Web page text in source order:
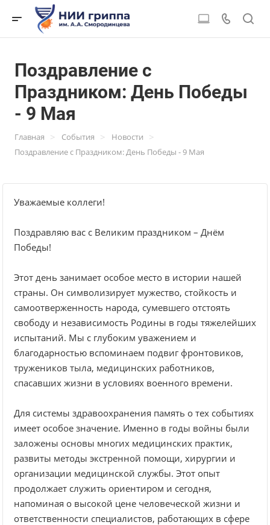
Поздравление с
Праздником: День Победы
- 9 Мая
Главная > События > Новости >
Поздравление с Праздником: День Победы - 9 Мая
Уважаемые коллеги!
Поздравляю вас с Великим праздником – Днём
Победы!
Этот день занимает особое место в истории нашей
страны. Он символизирует мужество, стойкость и
самоотверженность народа, сумевшего отстоять
свободу и независимость Родины в годы тяжелейших
испытаний. Мы с глубоким уважением и
благодарностью вспоминаем подвиг фронтовиков,
тружеников тыла, медицинских работников,
спасавших жизни в условиях военного времени.
Для системы здравоохранения память о тех событиях
имеет особое значение. Именно в годы войны были
заложены основы многих медицинских практик,
развиты методы экстренной помощи, хирургии и
организации медицинской службы. Этот опыт
продолжает служить ориентиром и сегодня,
напоминая о высокой цене человеческой жизни и
ответственности специалистов, работающих в сфере